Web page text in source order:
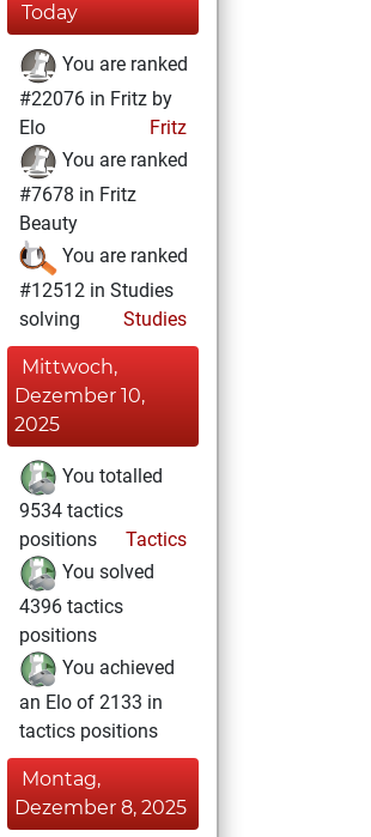
Today
You are ranked
#22076 in Fritz by
Elo
Fritz
You are ranked
#7678 in Fritz
Beauty
You are ranked
#12512 in Studies
solving
Studies
Mittwoch,
Dezember 10,
2025
You totalled
9534 tactics
positions
Tactics
You solved
4396 tactics
positions
You achieved
an Elo of 2133 in
tactics positions
Montag,
Dezember 8, 2025